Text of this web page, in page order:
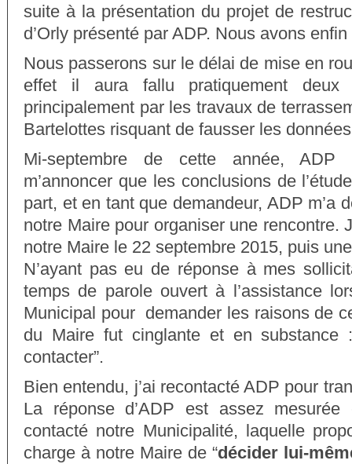
suite à la présentation du projet de
d’Orly présenté par ADP. Nous avons
Nous passerons sur le délai de mise en
effet il aura fallu pratiquement deux
principalement par les travaux de
Bartelottes risquant de fausser les
Mi-septembre de cette année, ADP
m’annoncer que les conclusions de
part, et en tant que demandeur, ADP m’a
notre Maire pour organiser une rencontre.
notre Maire le 22 septembre 2015, puis
N’ayant pas eu de réponse à mes
temps de parole ouvert à l’assistance
Municipal pour demander les raisons de
du Maire fut cinglante et en substance
contacter”.
Bien entendu, j’ai recontacté ADP pour
La réponse d’ADP est assez
contacté notre Municipalité, laquelle
charge à notre Maire de “décider lui-